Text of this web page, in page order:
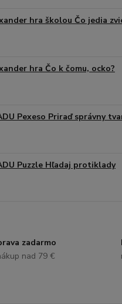
hra školou Čo jedia
hra Čo k čomu, ocko?
Pexeso Priraď správny
Puzzle Hľadaj protiklady
zadarmo
nad 79 €